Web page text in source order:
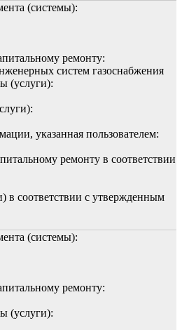
(системы):
ремонту:
систем газоснабжения
(услуги):
указанная пользователем:
ремонту в соответствии
в соответствии с утвержденным
(системы):
ремонту:
(услуги):